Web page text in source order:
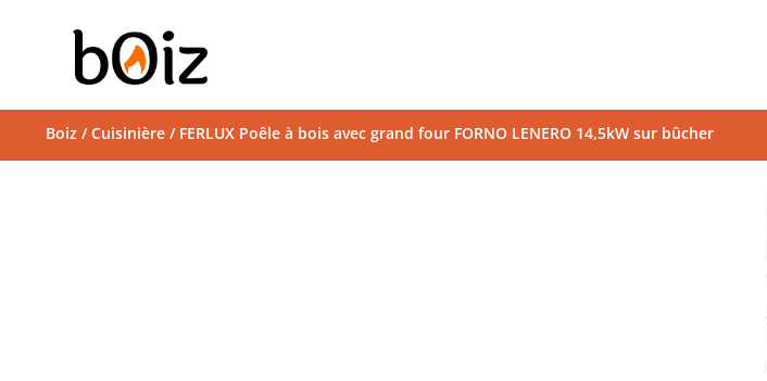
Boiz /Cuisinière / FERLUX Poêle à bois avec grand four FORNO LENERO 14,5kW sur bûcher